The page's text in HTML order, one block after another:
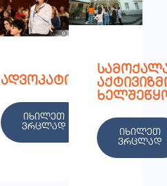
ადვოკატირება
იხილეთ
ვრცლად
იხილეთ
ვრცლად